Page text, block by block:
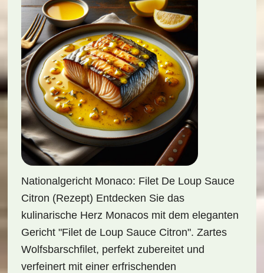
Nationalgericht Monaco: Filet De Loup Sauce
Citron (Rezept) Entdecken Sie das
kulinarische Herz Monacos mit dem eleganten
Gericht "Filet de Loup Sauce Citron". Zartes
Wolfsbarschfilet, perfekt zubereitet und
verfeinert mit einer erfrischenden